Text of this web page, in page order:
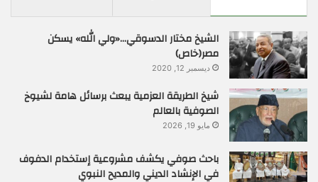
الشيخ مختار الدسوقي…«ولي الله» يسكن
مصر(خاص)
ديسمبر 12, 2020
شيخ الطريقة العزمية يبعث برسائل هامة لشيوخ
الصوفية بالعالم
مايو 19, 2026
باحث صوفي يكشف مشروعية إستخدام الدفوف
في الإنشاد الديني والمديح النبوي